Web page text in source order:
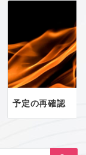
予定の再確認